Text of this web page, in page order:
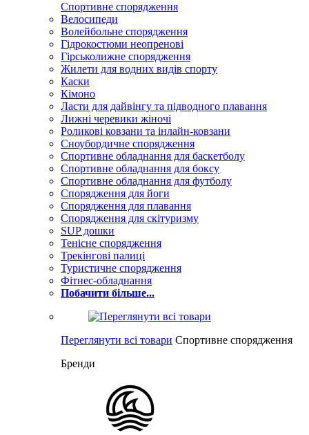
Спортивне спорядження
Велосипеди
Волейбольне спорядження
Гідрокостюми неопренові
Гірськолижне спорядження
Жилети для водних видів спорту
Каски
Кімоно
Ласти для дайвінгу та підводного плавання
Лижні черевики жіночі
Роликові ковзани та інлайн-ковзани
Сноубордичне спорядження
Спортивне обладнання для баскетболу
Спортивне обладнання для боксу
Спортивне обладнання для футболу
Спорядження для йоги
Спорядження для плавання
Спорядження для скітуризму
SUP дошки
Тенісне спорядження
Трекінгові палиці
Туристичне спорядження
Фітнес-обладнання
Побачити більше...
Переглянути всі товари Спортивне спорядження
Бренди